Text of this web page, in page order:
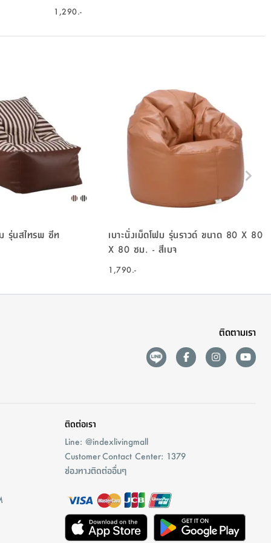
1,290.-
ม รุ่นสไทรพ ซีท
เบาะนั่งเม็ดโฟม รุ่นราวด์ ขนาด 80 X 80
X 80 ซม. - สีเบจ
1,790.-
ติดตามเรา
ติดต่อเรา
Line: @indexlivingmall
Customer Contact Center: 1379
ช่องทางติดต่ออื่นๆ